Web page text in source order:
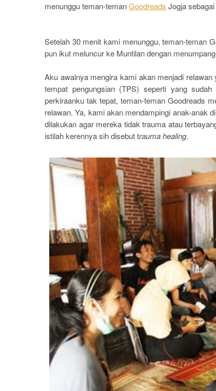
menunggu teman-temanGoodreads Jogja
Setelah 30 menit kami menunggu, teman-teman
pun ikut meluncur ke Muntilan dengan
Aku awalnya mengira kami akan menjadi
tempat pengungsian (TPS) seperti yang
perkiraanku tak tepat, teman-teman Goodreads
relawan. Ya, kami akan mendampingi anak-anak
dilakukan agar mereka tidak trauma atau
istilah kerennya sih disebut trauma healing.